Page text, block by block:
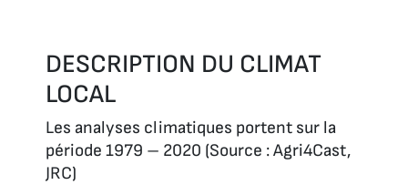
DESCRIPTION DU CLIMAT
LOCAL
Les analyses climatiques portent sur la
période 1979 – 2020 (Source : Agri4Cast,
JRC)